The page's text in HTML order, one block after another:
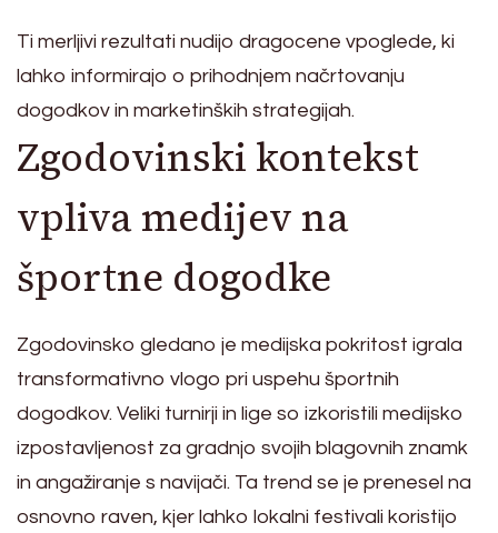
Ti merljivi rezultati nudijo dragocene vpoglede, ki
lahko informirajo o prihodnjem načrtovanju
dogodkov in marketinških strategijah.
Zgodovinski kontekst
vpliva medijev na
športne dogodke
Zgodovinsko gledano je medijska pokritost igrala
transformativno vlogo pri uspehu športnih
dogodkov. Veliki turnirji in lige so izkoristili medijsko
izpostavljenost za gradnjo svojih blagovnih znamk
in angažiranje s navijači. Ta trend se je prenesel na
osnovno raven, kjer lahko lokalni festivali koristijo